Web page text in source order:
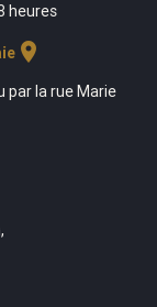
heures
location_on
par la rue Marie